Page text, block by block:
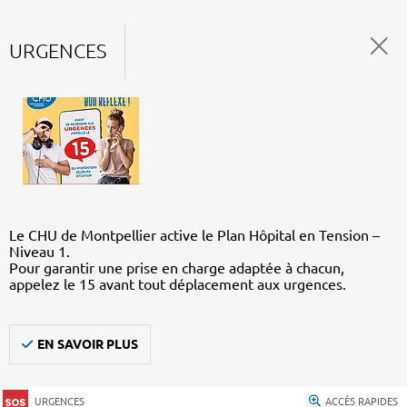
URGENCES
Le CHU de Montpellier active le Plan Hôpital en Tension –
Niveau 1.
Pour garantir une prise en charge adaptée à chacun,
appelez le 15 avant tout déplacement aux urgences.
EN SAVOIR PLUS
URGENCES ACCÈS RAPIDES